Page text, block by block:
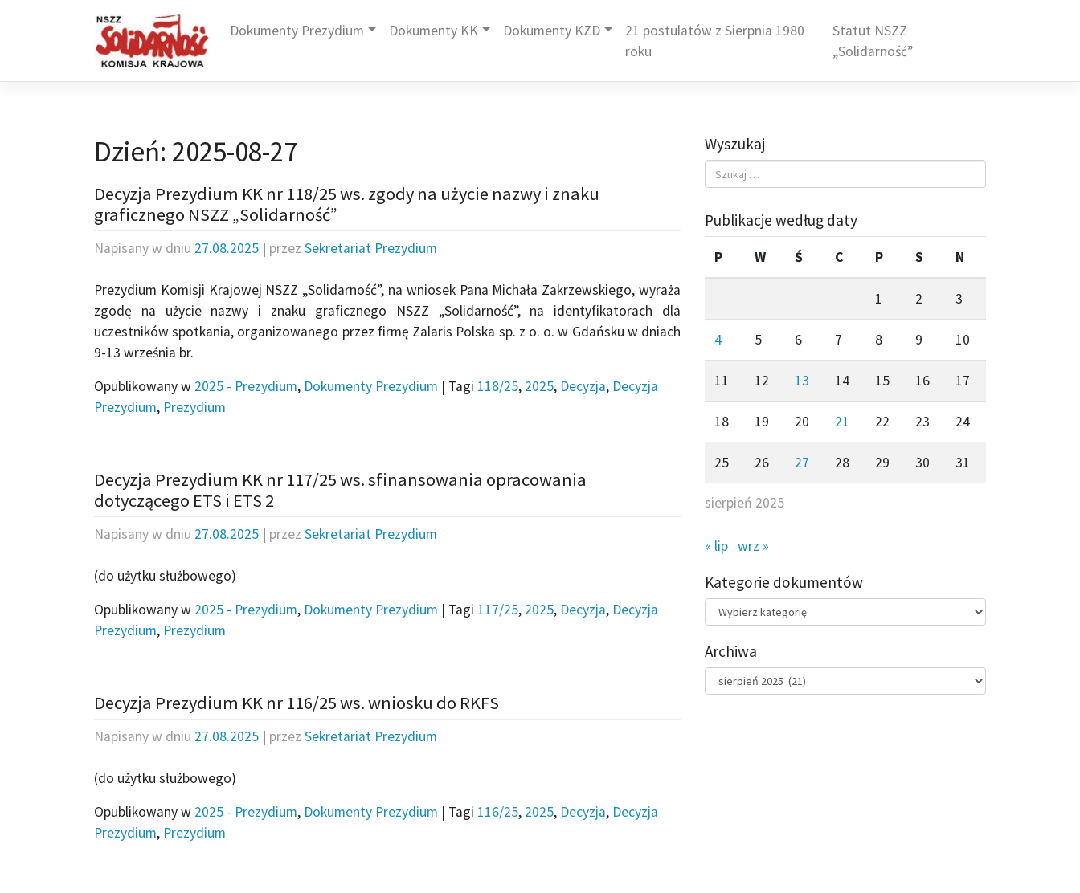
Dokumenty Prezydium Dokumenty KK Dokumenty KZD
21 postulatów z Sierpnia 1980
roku
Statut NSZZ
„Solidarność”
Dzień: 2025-08-27
Decyzja Prezydium KK nr 118/25 ws. zgody na użycie nazwy i znaku
graficznego NSZZ „Solidarność”
Napisany w dniu 27.08.2025 | przez Sekretariat Prezydium
Prezydium Komisji Krajowej NSZZ „Solidarność”, na wniosek Pana Michała Zakrzewskiego, wyraża
zgodę na użycie nazwy i znaku graficznego NSZZ „Solidarność”, na identyfikatorach dla
uczestników spotkania, organizowanego przez firmę Zalaris Polska sp. z o. o. w Gdańsku w dniach
9-13 września br.
Opublikowany w 2025 - Prezydium, Dokumenty Prezydium | Tagi 118/25, 2025, Decyzja, Decyzja
Prezydium, Prezydium
Decyzja Prezydium KK nr 117/25 ws. sfinansowania opracowania
dotyczącego ETS i ETS 2
Napisany w dniu 27.08.2025 | przez Sekretariat Prezydium
(do użytku służbowego)
Opublikowany w 2025 - Prezydium, Dokumenty Prezydium | Tagi 117/25, 2025, Decyzja, Decyzja
Prezydium, Prezydium
Decyzja Prezydium KK nr 116/25 ws. wniosku do RKFS
Napisany w dniu 27.08.2025 | przez Sekretariat Prezydium
(do użytku służbowego)
Opublikowany w 2025 - Prezydium, Dokumenty Prezydium | Tagi 116/25, 2025, Decyzja, Decyzja
Prezydium, Prezydium
Wyszukaj
Publikacje według daty
sierpień 2025
P W Ś C P S N
1 2 3
4 5 6 7 8 9 10
11 12 13 14 15 16 17
18 19 20 21 22 23 24
25 26 27 28 29 30 31
« lip wrz »
Kategorie dokumentów
Kategorie
dokumentów
Archiwa
Archiwa